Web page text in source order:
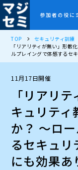
参加者の役に
TOP
セキュリティ訓練
「リアリティが無い」形骸
ルプレイングで体感するセ
11月17日開催
「リアリ
キュリティ
か？ ～ロ
るセキュリ
にも効果あ